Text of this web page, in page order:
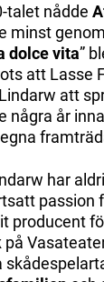
talet nådde
minst
dolce vita”
att Lasse
att
några år
har
passion
producent
på